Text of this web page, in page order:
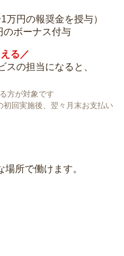
万円の報奨金を授与）
のボーナス付与
る／
スの担当になると、
方が対象です
回実施後、翌々月末お支払い
所で働けます。